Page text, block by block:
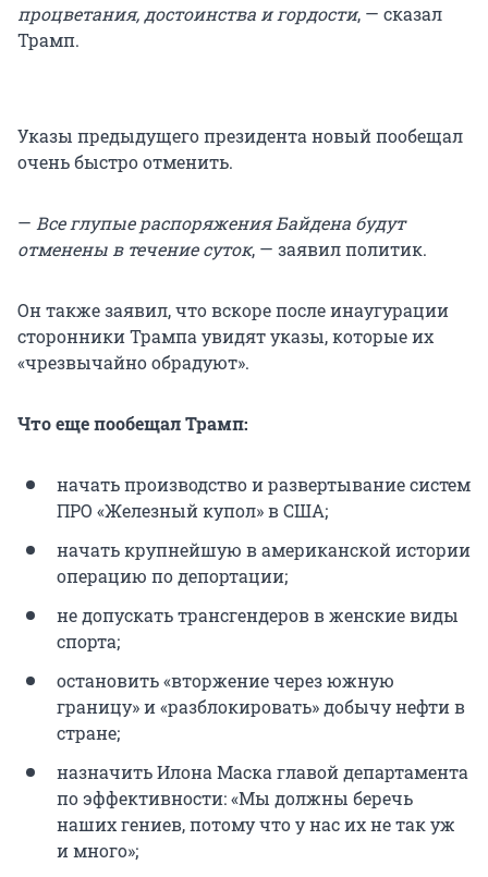
процветания, достоинства и гордости, — сказал
Трамп.
Указы предыдущего президента новый пообещал
очень быстро отменить.
— Все глупые распоряжения Байдена будут
отменены в течение суток, — заявил политик.
Он также заявил, что вскоре после инаугурации
сторонники Трампа увидят указы, которые их
«чрезвычайно обрадуют».
Что еще пообещал Трамп:
начать производство и развертывание систем
ПРО «Железный купол» в США;
начать крупнейшую в американской истории
операцию по депортации;
не допускать трансгендеров в женские виды
спорта;
остановить «вторжение через южную
границу» и «разблокировать» добычу нефти в
стране;
назначить Илона Маска главой департамента
по эффективности: «Мы должны беречь
наших гениев, потому что у нас их не так уж
и много»;